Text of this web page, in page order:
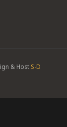
& Host S-D